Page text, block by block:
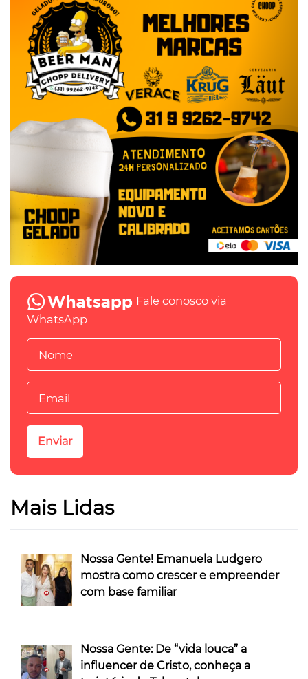
Fale conosco via
WhatsApp
Mais Lidas
Nossa Gente! Emanuela Ludgero
mostra como crescer e empreender
com base familiar
Nossa Gente: De “vida louca” a
influencer de Cristo, conheça a